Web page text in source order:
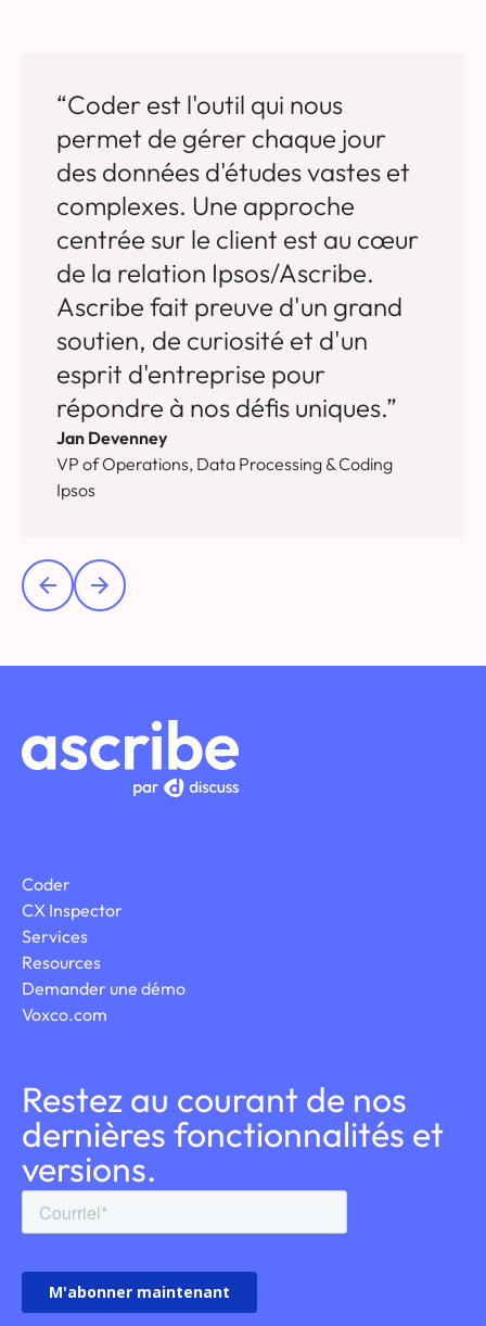
“Coder est l'outil qui nous
permet de gérer chaque jour
des données d'études vastes et
complexes. Une approche
centrée sur le client est au cœur
de la relation Ipsos/Ascribe.
Ascribe fait preuve d'un grand
soutien, de curiosité et d'un
esprit d'entreprise pour
répondre à nos défis uniques.”
Jan Devenney
VP of Operations, Data Processing & Coding
Ipsos
Coder
CX Inspector
Services
Resources
Demander une démo
Voxco.com
Restez au courant de nos
dernières fonctionnalités et
versions.